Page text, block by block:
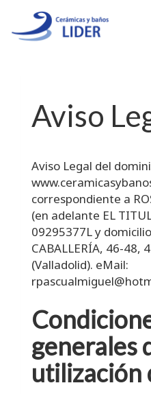
Aviso
Aviso Legal del
correspondiente a
(en adelante EL
09295377Ly
CABALLERÍA, 46-48,
(Valladolid). eMail:
generales
utilización